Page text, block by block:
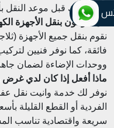
إلى منزلك قبل موعد النقل
هل تقومون بنقل الأجهزة
نقوم بنقل جميع الأجهزة
فائقة، كما نوفر فنيين
ووحدات الإضاءة لضمان
ماذا أفعل إذا كان لدي غرض
نوفر لك خدمة وانيت نقل
الفردية أو القطع القليلة
سريعة واقتصادية تناسب